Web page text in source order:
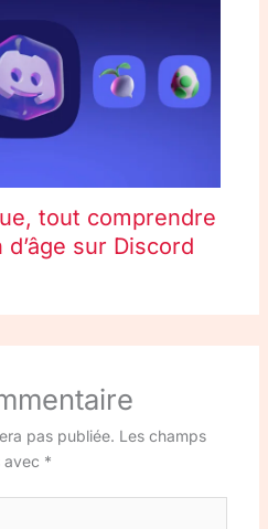
tout comprendre
sur Discord
pas publiée. Les champs
avec *